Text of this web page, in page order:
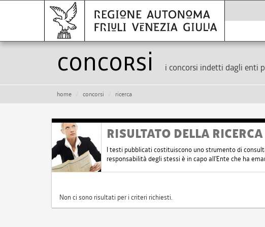
Concorsi i concorsi indetti dagli enti
home concorsi ricerca
RISULTATO DELLA
I testi pubblicati costituiscono uno strumento di
responsabilità degli stessi è in capo all'Ente che ha
Non ci sono risultati per i criteri richiesti.